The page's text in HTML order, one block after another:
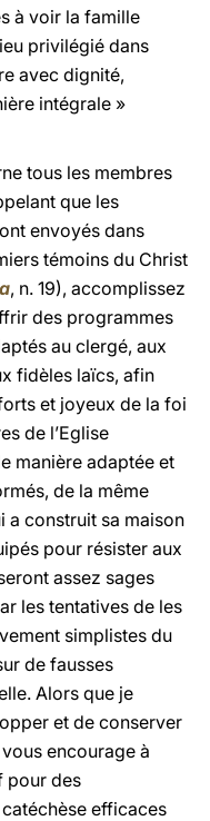
à voir la famille
privilégié dans
avec dignité,
intégrale »
tous les membres
que les
envoyés dans
témoins du Christ
, n. 19), accomplissez
des programmes
au clergé, aux
fidèles laïcs, afin
et joyeux de la foi
de l’Eglise
manière adaptée et
de la même
a construit sa maison
pour résister aux
assez sages
les tentatives de les
simplistes du
de fausses
Alors que je
et de conserver
encourage à
pour des
efficaces